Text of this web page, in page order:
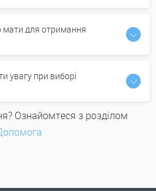
мати для отримання
увагу при виборі
Ознайомтеся з розділом